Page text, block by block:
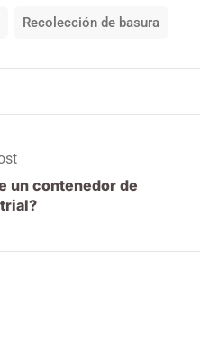
Recolección de basura
un contenedor de